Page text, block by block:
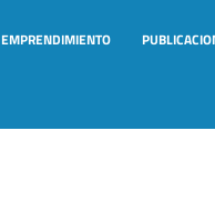
EMPRENDIMIENTO